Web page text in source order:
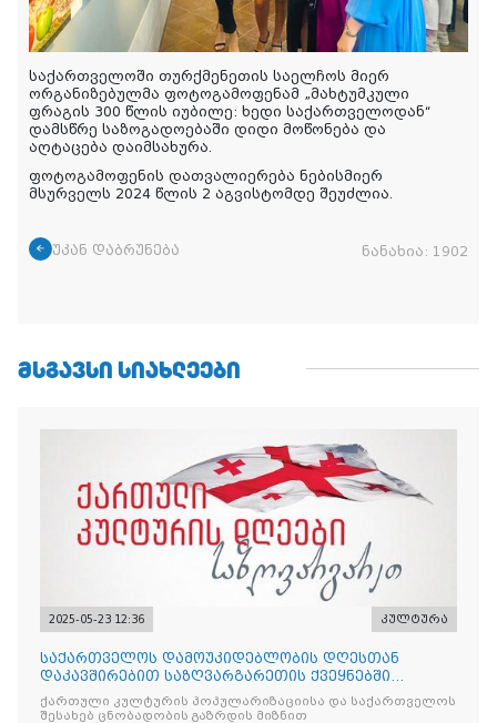
საქართველოში თურქმენეთის საელჩოს მიერ
ორგანიზებულმა ფოტოგამოფენამ „მახტუმკული
ფრაგის 300 წლის იუბილე: ხედი საქართველოდან“
დამსწრე საზოგადოებაში დიდი მოწონება და
აღტაცება დაიმსახურა.
ფოტოგამოფენის დათვალიერება ნებისმიერ
მსურველს 2024 წლის 2 აგვისტომდე შეუძლია.
უკან დაბრუნება ნანახია: 1902
ᲛᲡᲒᲐᲕᲡᲘ ᲡᲘᲐᲮᲚᲔᲔᲑᲘ
2025-05-23 12:36 კულტურა
საქართველოს დამოუკიდებლობის დღესთან
დაკავშირებით საზღვარგარეთის ქვეყნებში
ქართული კულტურის დღეები აღ
ქართული კულტურის პოპულარიზაციისა და საქართველოს
შესახებ ცნობადობის გაზრდის მიზნით